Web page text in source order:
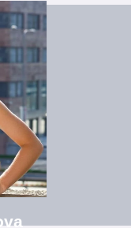
Klassik, Jazz) Staatlich
Ensemble,
Luckau e.V."